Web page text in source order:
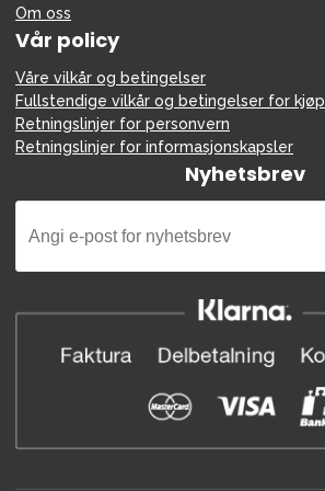
Om oss
Vår policy
Våre vilkår og betingelser
Fullstendige vilkår og betingelser for kjøp
Retningslinjer for personvern
Retningslinjer for informasjonskapsler
Nyhetsbrev